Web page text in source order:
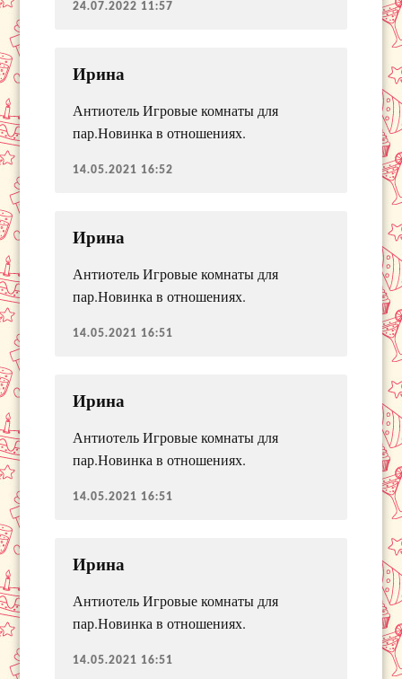
24.07.2022 11:57
Ирина
Антиотель Игровые комнаты для
пар.Новинка в отношениях.
14.05.2021 16:52
Ирина
Антиотель Игровые комнаты для
пар.Новинка в отношениях.
14.05.2021 16:51
Ирина
Антиотель Игровые комнаты для
пар.Новинка в отношениях.
14.05.2021 16:51
Ирина
Антиотель Игровые комнаты для
пар.Новинка в отношениях.
14.05.2021 16:51